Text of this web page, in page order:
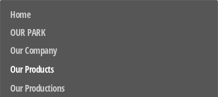
Home
OUR PARK
Our Company
Our Products
Our Productions